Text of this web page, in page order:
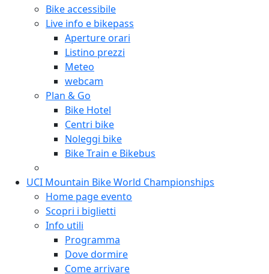
Bike accessibile
Live info e bikepass
Aperture orari
Listino prezzi
Meteo
webcam
Plan & Go
Bike Hotel
Centri bike
Noleggi bike
Bike Train e Bikebus
UCI Mountain Bike World Championships
Home page evento
Scopri i biglietti
Info utili
Programma
Dove dormire
Come arrivare